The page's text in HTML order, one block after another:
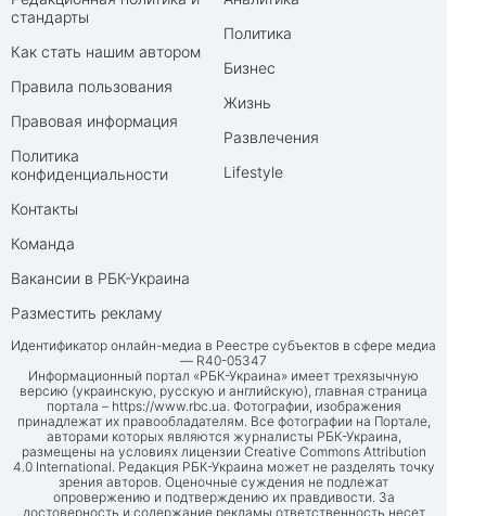
стандарты
Как стать нашим автором
Правила пользования
Правовая информация
Политика
конфиденциальности
Контакты
Команда
Вакансии в РБК-Украина
Разместить рекламу
Политика
Бизнес
Жизнь
Развлечения
Lifestyle
Идентификатор онлайн-медиа в Реестре субъектов в сфере медиа
— R40-05347
Информационный портал «РБК-Украина» имеет трехязычную
версию (украинскую, русскую и английскую), главная страница
портала – https://www.rbc.ua . Фотографии, изображения
принадлежат их правообладателям. Все фотографии на Портале,
авторами которых являются журналисты РБК-Украина,
размещены на условиях лицензии Creative Commons Attribution
4.0 International. Редакция РБК-Украина может не разделять точку
зрения авторов. Оценочные суждения не подлежат
опровержению и подтверждению их правдивости. За
достоверность и содержание рекламы ответственность несет